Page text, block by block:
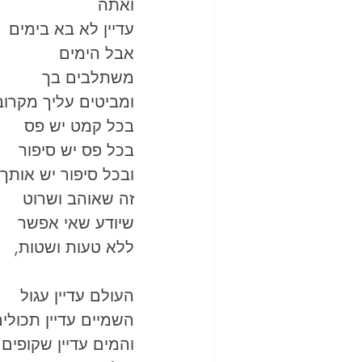
ואתה
עדיין לא בא בימים
אבל הימים
משתלבים בך
ומביטים עליך
בכל קמט יש פס
בכל פס יש סיפור
ובכל סיפור יש
זה שאוהב ושרוט
שיודע שאי אפשר
ללא טעות ושטות,
העולם עדיין עגול
השמיים עדיין
והמים עדיין